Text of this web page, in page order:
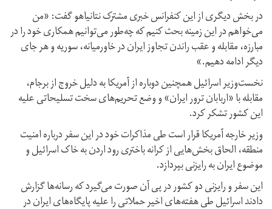
در بخش دیگری از این کنفرانس خبری مشترک نتانیاهو گفت: «من
می‌خواهم در این زمینه بحث کنیم که چه‌طور می‌توانیم همکاری خود را در
مبارزه، مقابله و عقب راندن تجاوز ایران در خاورمیانه،‌ سوریه و هر جای
دیگر ادامه دهیم.»
نخست‌وزیر اسرائیل همچنین دوباره از آمریکا به دلیل خروج از برجام،
مقابله با «اربابان ترور ایران» و وضع تحریم‌های سخت تسلیحاتی علیه
این کشور تشکر کرد.
وزیر خارجه آمریکا قرار است طی مذاکرات خود در این سفر درباره امنیت
منطقه،‌ الحاق بخش‌هایی از کرانه باختری رود اردن به خاک اسرائیل و
موضوع ایران به رایزنی بپردازد.
این سفر و رایزنی دو کشور در پی آن صورت می‌گیرد که رسانه‌ها گزارش
دادند اسرائیل طی هفته‌های اخیر حملاتی را علیه پایگاه‌های ایران در